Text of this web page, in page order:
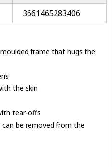
3661465283406
frame that hugs the
the skin
tear-offs
can be removed from the